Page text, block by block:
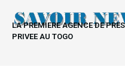
contenu
LA PREMIERE AGENCE DE
PRIVEE AU TOGO